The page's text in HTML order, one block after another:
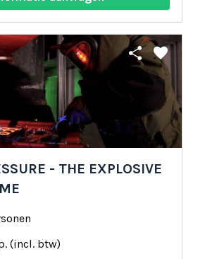
share favorite
- THE EXPLOSIVE
(incl. btw)